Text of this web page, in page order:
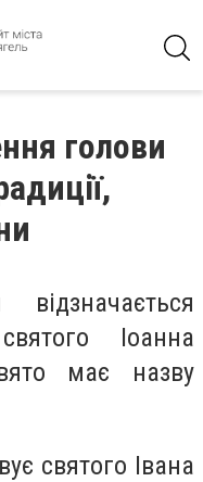
голови
Іоанна
має назву
святого Івана